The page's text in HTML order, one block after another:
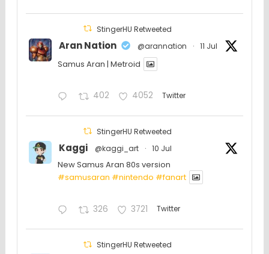
StingerHU Retweeted
Aran Nation @arannation · 11 Jul
Samus Aran | Metroid
402 4052 Twitter
StingerHU Retweeted
Kaggi @kaggi_art · 10 Jul
New Samus Aran 80s version
#samusaran #nintendo #fanartㅤㅤㅤㅤ
326 3721 Twitter
StingerHU Retweeted